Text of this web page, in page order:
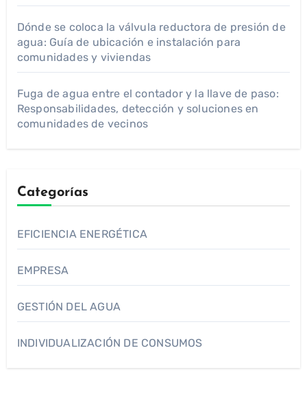
Dónde se coloca la válvula reductora de presión de
agua: Guía de ubicación e instalación para
comunidades y viviendas
Fuga de agua entre el contador y la llave de paso:
Responsabilidades, detección y soluciones en
comunidades de vecinos
Categorías
EFICIENCIA ENERGÉTICA
EMPRESA
GESTIÓN DEL AGUA
INDIVIDUALIZACIÓN DE CONSUMOS